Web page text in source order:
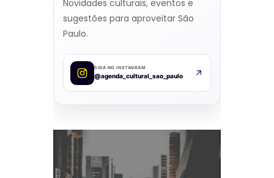
Novidades culturais, eventos e
sugestões para aproveitar São
Paulo.
SIGA NO INSTAGRAM
@agenda_cultural_sao_paulo